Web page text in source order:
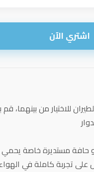
اشتري الآن
للاختيار من بينهما،
​​حافة مستديرة خاصة
تجربة كاملة في